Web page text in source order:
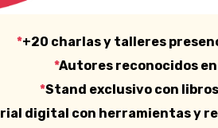
*+20 charlas y talleres
*Autores reconocidos
*Stand exclusivo con
digital con herramientas y